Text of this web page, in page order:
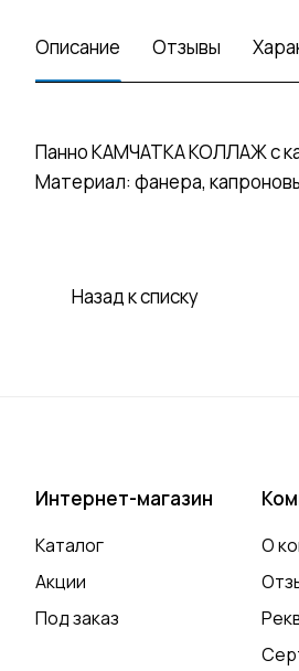
Описание Отзывы
Панно КАМЧАТКА КОЛЛАЖ с
Материал: фанера,
Назад к списку
Интернет-магазин
Каталог
Акции
Под заказ
О